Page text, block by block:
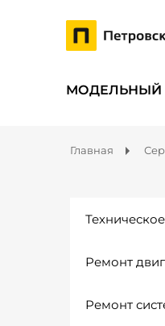
МОДЕЛЬНЫЙ
Главная
Ремонт
Ремонт